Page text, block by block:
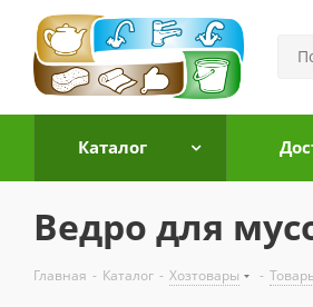
Каталог
Ведро для
Главная - Каталог - Хозтовары -